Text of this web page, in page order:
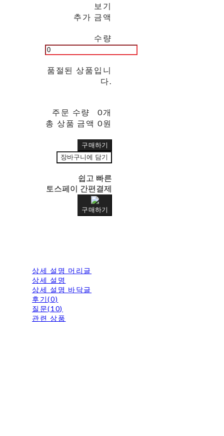
보기
추가 금액
수량
품절된 상품입니
다.
주문 수량
0개
총 상품 금액 0원
구매하기
장바구니에 담기
쉽고 빠른
토스페이 간편결제
구매하기
상세 설명 머리글
상세 설명
상세 설명 바닥글
후기(0)
질문(10)
관련 상품